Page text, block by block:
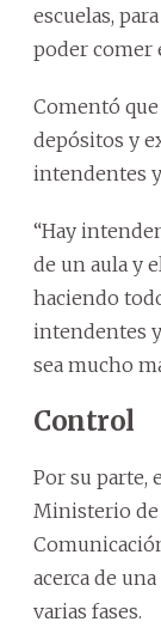
escuelas,
poder comer
Comentó
depósitos y
intendentes
“Hay
de un aula y
haciendo
intendentes
sea mucho
Control
Por su parte,
Ministerio de
acerca de
varias fases.